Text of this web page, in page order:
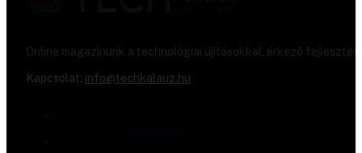
Online magazinunk a technológiai újításokkal, érkező
Kapcsolat: info@techkalauz.hu